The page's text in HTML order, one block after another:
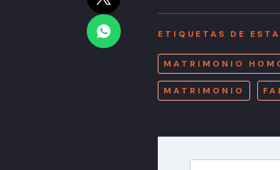
ETIQUETAS DE
MATRIMONIO
MATRIMONIO